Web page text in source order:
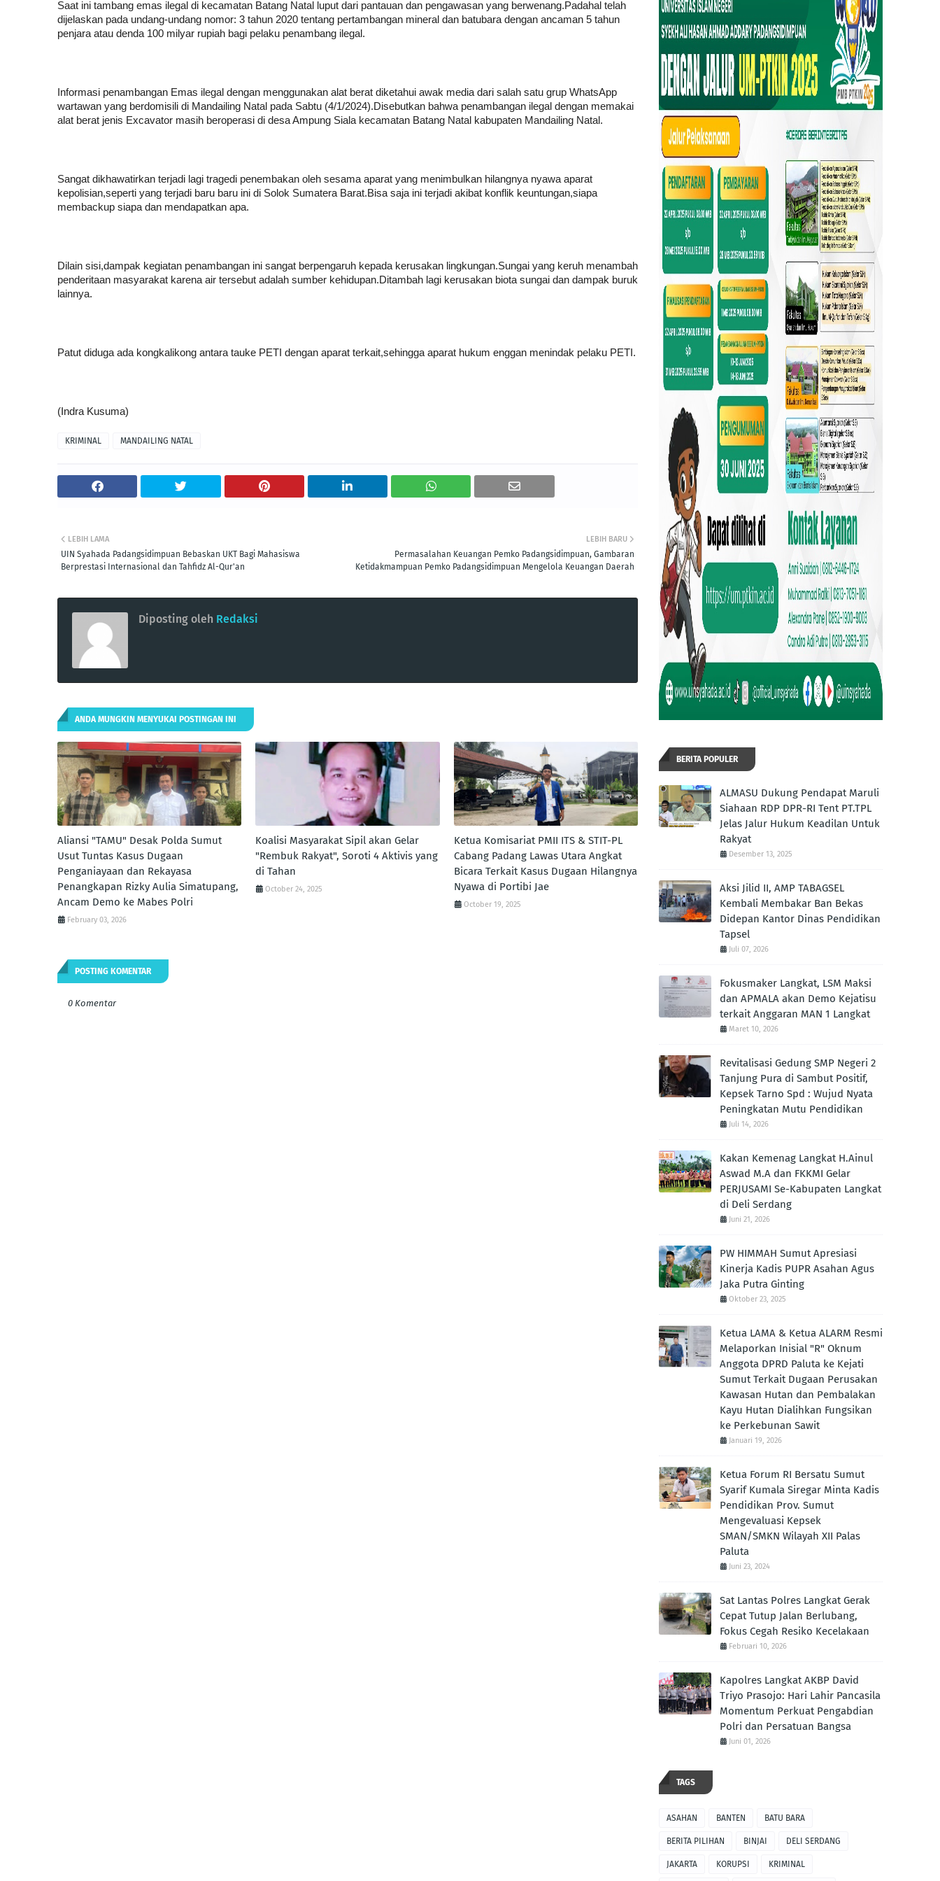
Saat ini tambang emas ilegal di kecamatan Batang Natal luput dari pantauan dan pengawasan yang berwenang.Padahal telah
dijelaskan pada undang-undang nomor: 3 tahun 2020 tentang pertambangan mineral dan batubara dengan ancaman 5 tahun
penjara atau denda 100 milyar rupiah bagi pelaku penambang ilegal.
Informasi penambangan Emas ilegal dengan menggunakan alat berat diketahui awak media dari salah satu grup WhatsApp
wartawan yang berdomisili di Mandailing Natal pada Sabtu (4/1/2024).Disebutkan bahwa penambangan ilegal dengan memakai
alat berat jenis Excavator masih beroperasi di desa Ampung Siala kecamatan Batang Natal kabupaten Mandailing Natal.
Sangat dikhawatirkan terjadi lagi tragedi penembakan oleh sesama aparat yang menimbulkan hilangnya nyawa aparat
kepolisian,seperti yang terjadi baru baru ini di Solok Sumatera Barat.Bisa saja ini terjadi akibat konflik keuntungan,siapa
membackup siapa dan mendapatkan apa.
Dilain sisi,dampak kegiatan penambangan ini sangat berpengaruh kepada kerusakan lingkungan.Sungai yang keruh menambah
penderitaan masyarakat karena air tersebut adalah sumber kehidupan.Ditambah lagi kerusakan biota sungai dan dampak buruk
lainnya.
Patut diduga ada kongkalikong antara tauke PETI dengan aparat terkait,sehingga aparat hukum enggan menindak pelaku PETI.
(Indra Kusuma)
KRIMINAL MANDAILING NATAL
LEBIH BARU
Permasalahan Keuangan Pemko Padangsidimpuan, Gambaran
Ketidakmampuan Pemko Padangsidimpuan Mengelola Keuangan Daerah
LEBIH LAMA
UIN Syahada Padangsidimpuan Bebaskan UKT Bagi Mahasiswa
Berprestasi Internasional dan Tahfidz Al-Qur'an
Diposting oleh Redaksi
ANDA MUNGKIN MENYUKAI POSTINGAN INI
Aliansi "TAMU" Desak Polda Sumut
Usut Tuntas Kasus Dugaan
Penganiayaan dan Rekayasa
Penangkapan Rizky Aulia Simatupang,
Ancam Demo ke Mabes Polri
February 03, 2026
Koalisi Masyarakat Sipil akan Gelar
"Rembuk Rakyat", Soroti 4 Aktivis yang
di Tahan
October 24, 2025
Ketua Komisariat PMII ITS & STIT-PL
Cabang Padang Lawas Utara Angkat
Bicara Terkait Kasus Dugaan Hilangnya
Nyawa di Portibi Jae
October 19, 2025
POSTING KOMENTAR
0 Komentar
BERITA POPULER
ALMASU Dukung Pendapat Maruli
Siahaan RDP DPR-RI Tent PT.TPL
Jelas Jalur Hukum Keadilan Untuk
Rakyat
Desember 13, 2025
Aksi Jilid II, AMP TABAGSEL
Kembali Membakar Ban Bekas
Didepan Kantor Dinas Pendidikan
Tapsel
Juli 07, 2026
Fokusmaker Langkat, LSM Maksi
dan APMALA akan Demo Kejatisu
terkait Anggaran MAN 1 Langkat
Maret 10, 2026
Revitalisasi Gedung SMP Negeri 2
Tanjung Pura di Sambut Positif,
Kepsek Tarno Spd : Wujud Nyata
Peningkatan Mutu Pendidikan
Juli 14, 2026
Kakan Kemenag Langkat H.Ainul
Aswad M.A dan FKKMI Gelar
PERJUSAMI Se-Kabupaten Langkat
di Deli Serdang
Juni 21, 2026
PW HIMMAH Sumut Apresiasi
Kinerja Kadis PUPR Asahan Agus
Jaka Putra Ginting ‎
Oktober 23, 2025
Ketua LAMA & Ketua ALARM Resmi
Melaporkan Inisial "R" Oknum
Anggota DPRD Paluta ke Kejati
Sumut Terkait Dugaan Perusakan
Kawasan Hutan dan Pembalakan
Kayu Hutan Dialihkan Fungsikan
ke Perkebunan Sawit
Januari 19, 2026
Ketua Forum RI Bersatu Sumut
Syarif Kumala Siregar Minta Kadis
Pendidikan Prov. Sumut
Mengevaluasi Kepsek
SMAN/SMKN Wilayah XII Palas
Paluta
Juni 23, 2024
Sat Lantas Polres Langkat Gerak
Cepat Tutup Jalan Berlubang,
Fokus Cegah Resiko Kecelakaan
Februari 10, 2026
Kapolres Langkat AKBP David
Triyo Prasojo: Hari Lahir Pancasila
Momentum Perkuat Pengabdian
Polri dan Persatuan Bangsa
Juni 01, 2026
TAGS
ASAHAN BANTEN BATU BARA
BERITA PILIHAN BINJAI DELI SERDANG
JAKARTA KORUPSI KRIMINAL